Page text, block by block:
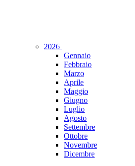
2026
Gennaio
Febbraio
Marzo
Aprile
Maggio
Giugno
Luglio
Agosto
Settembre
Ottobre
Novembre
Dicembre